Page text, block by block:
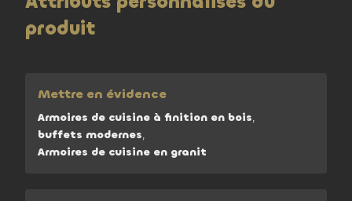
produit
Mettre en évidence
Armoires de cuisine à finition en bois,
buffets modernes,
Armoires de cuisine en granit